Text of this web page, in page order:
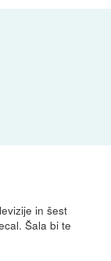
in šest
Šala bi te